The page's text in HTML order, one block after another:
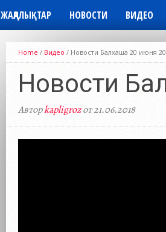
ЖАҢАЛЫҚТАР НОВОСТИ ВИДЕО
Home / Видео / Новости Балхаша 20 июня
Новости
Авторkapligrozот 21.06.2018